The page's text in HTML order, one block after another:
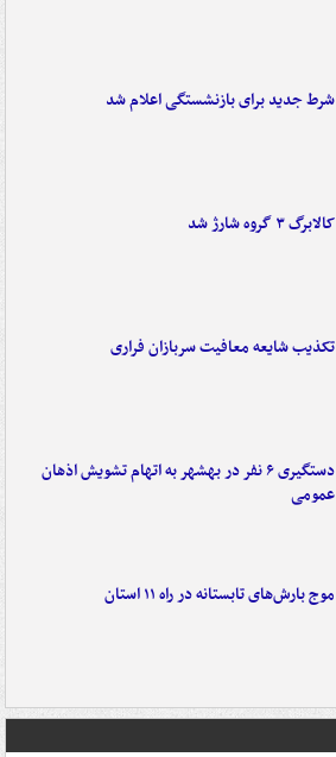
شرط جدید برای بازنشستگی اعلام شد
کالابرگ ۳ گروه شارژ شد
تکذیب شایعه معافیت سربازان فراری
دستگیری ۶ نفر در بهشهر به اتهام تشویش اذهان
عمومی
موج بارش‌های تابستانه در راه ۱۱ استان